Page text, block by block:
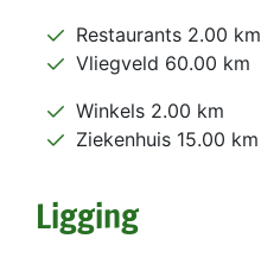
Restaurants 2.00 km
Vliegveld 60.00 km
Winkels 2.00 km
Ziekenhuis 15.00 km
Ligging